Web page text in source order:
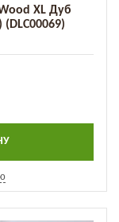
XL Дуб